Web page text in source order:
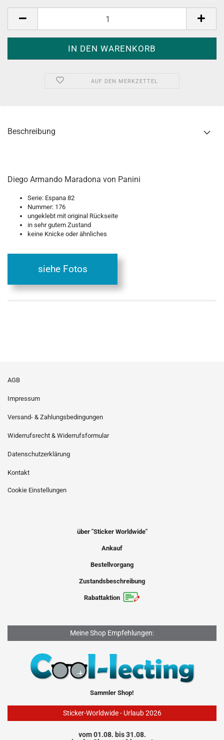
AUF DEN MERKZETTEL
Beschreibung
Diego Armando Maradona von Panini
Serie: Espana 82
Nummer: 176
ungeklebt mit original Rückseite
in sehr gutem Zustand
keine Knicke oder ähnliches
siehe Fotos
AGB
Impressum
Versand- & Zahlungsbedingungen
Widerrufsrecht & Widerrufsformular
Datenschutzerklärung
Kontakt
Cookie Einstellungen
über "Sticker Worldwide"
Ankauf
Bestellvorgang
Zustandsbeschreibung
Rabattaktion
Meine Shop Empfehlungen:
Sammler Shop!
Sticker-Worldwide - Urlaub 2026
vom 01.08. bis 31.08.